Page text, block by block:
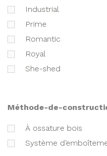
industrial
prime
romantic
royal
she-shed
méthode-de-
à ossature bois
Système